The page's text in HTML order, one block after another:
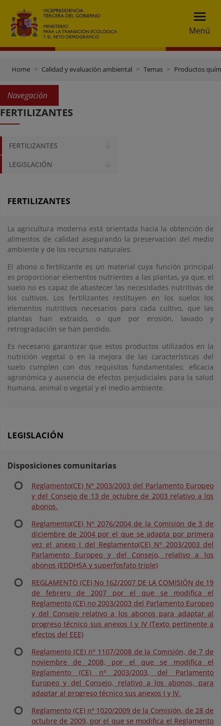
Menú
Home Calidad y evaluación ambiental Temas Productos
Navegación
FERTILIZANTES
FERTILIZANTES
LEGISLACIÓN
FERTILIZANTES
La agricultura moderna está orientada hacia la obtención de
alimentos de calidad asegurando la preservación del medio
ambiente y de los recursos naturales.
El abono o fertilizante es un material cuya función principal
es proporcionar elementos nutrientes a las plantas, ya que, el
suelo no es capaz de abastecer las necesidades nutritivas de
los cultivos. Los fertilizantes restituyen en los suelos los
elementos nutritivos necesarios para cada cultivo, que las
plantas han extraído, o que por erosión, lavado y
retrogradación se han perdido.
Es necesario garantizar que estos productos utilizados en la
nutrición vegetal o en la mejora de las características del
suelo cumplen con dos requisitos fundamentales: eficacia
agronómica y ausencia de efectos perjudiciales para la salud
humana, animal o vegetal y el medio ambiente.
LEGISLACIÓN
Disposiciones comunitarias
Reglamento(CE) Nº 2003/2003 del Parlamento Europeo
y del Consejo de 13 de octubre de 2003 relativo a los
abonos.
Reglamento(CE) Nº 2076/2004 de la Comisión de 3 de
diciembre de 2004 por el que se adapta por primera
vez el anexo I del Reglamento(CE) Nº 2003/2003 del
Parlamento Europeo y del Consejo, relativo a los
abonos (EDDHSA y superfosfato triple)
REGLAMENTO (CE) No 162/2007 DE LA COMISIÓN de 19
de febrero de 2007 por el que se modifica el
Reglamento (CE) no 2003/2003 del Parlamento Europeo
y del Consejo relativo a los abonos para adaptar al
progreso técnico sus anexos I y IV (Texto pertinente a
efectos del EEE)
Reglamento (CE) nº 1107/2008 de la Comisión, de 7 de
noviembre de 2008, por el que se modifica el
Reglamento (CE) nº 2003/2003, del Parlamento
Europeo y del Consejo, relativo a los abonos, para
adaptar al progreso técnico sus anexos I y IV.
Reglamento (CE) nº 1020/2009 de la Comisión, de 28 de
octubre de 2009, por el que se modifica el Reglamento